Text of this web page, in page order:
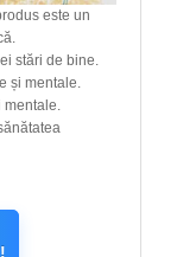
este un
stări de bine.
și mentale.
mentale.